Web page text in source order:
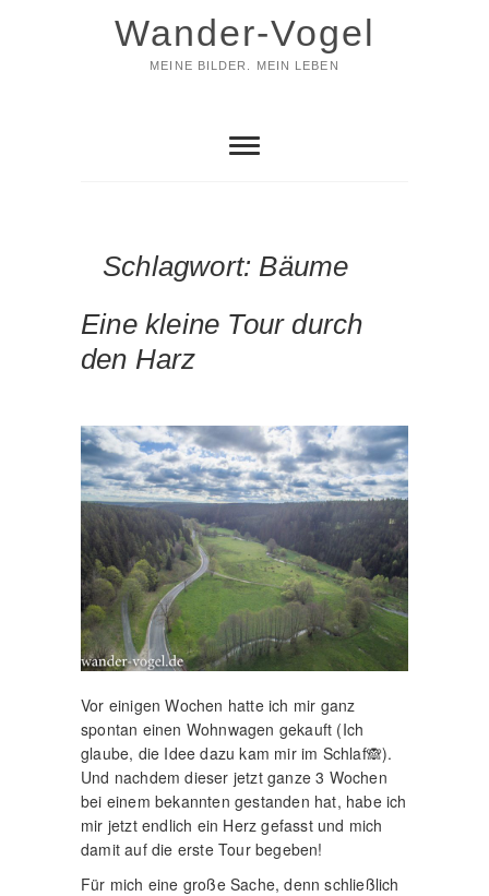
Wander-Vogel
MEINE BILDER. MEIN LEBEN
Schlagwort: Bäume
Eine kleine Tour durch
den Harz
Vor einigen Wochen hatte ich mir ganz
spontan einen Wohnwagen gekauft (Ich
glaube, die Idee dazu kam mir im Schlaf🙈).
Und nachdem dieser jetzt ganze 3 Wochen
bei einem bekannten gestanden hat, habe ich
mir jetzt endlich ein Herz gefasst und mich
damit auf die erste Tour begeben!
Für mich eine große Sache, denn schließlich